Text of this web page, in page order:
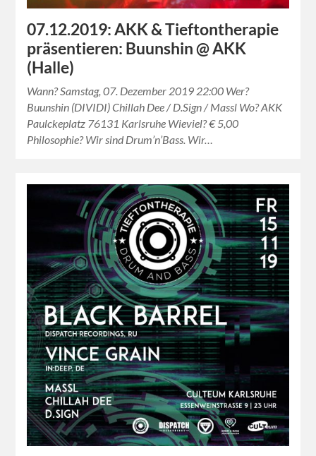
07.12.2019: AKK & Tieftontherapie
präsentieren: Buunshin @ AKK
(Halle)
Wann? Samstag, 07. Dezember 2019 22:00 Wer?
Buunshin (DIVIDI) Chillah Dee / D.Sign / Massl Wo? AKK
Paulckeplatz 76131 Karlsruhe Wieviel? € 5,00
Philosophie? Wir sind Drum’n’Bass. Wir…